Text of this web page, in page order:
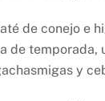
de conejo e
de temporada,
y